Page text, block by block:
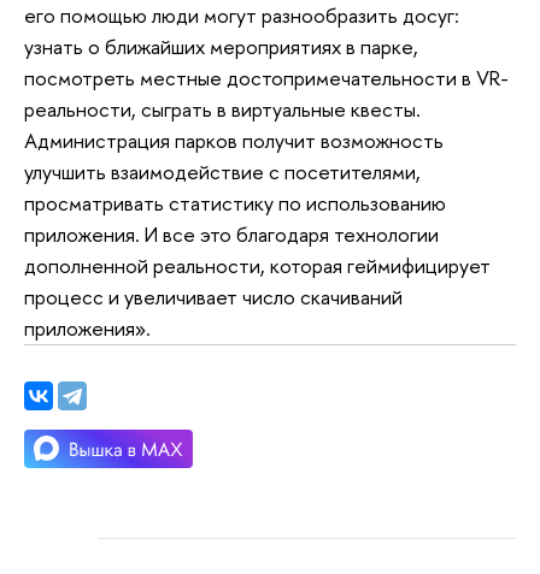
его помощью люди могут разнообразить досуг:
узнать о ближайших мероприятиях в парке,
посмотреть местные достопримечательности в VR-
реальности, сыграть в виртуальные квесты.
Администрация парков получит возможность
улучшить взаимодействие с посетителями,
просматривать статистику по использованию
приложения. И все это благодаря технологии
дополненной реальности, которая геймифицирует
процесс и увеличивает число скачиваний
приложения».